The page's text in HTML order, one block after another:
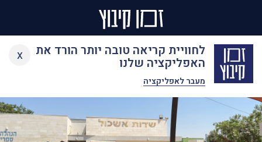
לחוויית קריאה טובה יותר הורד את
האפליקציה שלנו
מעבר לאפליקציה
x
Skip
content